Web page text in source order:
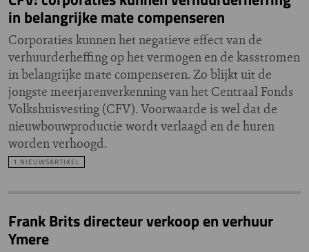
in belangrijke mate compenseren
Corporaties kunnen het negatieve effect van de
verhuurderheffing op het vermogen en de kasstromen
in belangrijke mate compenseren. Zo blijkt uit de
jongste meerjarenverkenning van het Centraal Fonds
Volkshuisvesting (CFV). Voorwaarde is wel dat de
nieuwbouwproductie wordt verlaagd en de huren
worden verhoogd.
1 NIEUWSARTIKEL
Frank Brits directeur verkoop en verhuur
Ymere